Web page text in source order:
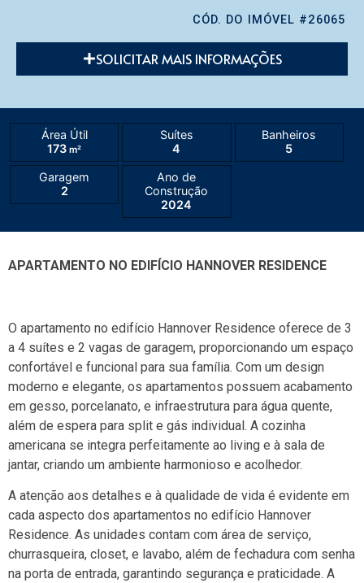
CÓD. DO IMÓVEL #26065
SOLICITAR MAIS INFORMAÇÕES
Área Útil
173 m²
Suítes
4
Banheiros
5
Garagem
2
Ano de
Construção
2024
APARTAMENTO NO EDIFÍCIO HANNOVER RESIDENCE
O apartamento no edifício Hannover Residence oferece de 3
a 4 suítes e 2 vagas de garagem, proporcionando um espaço
confortável e funcional para sua família. Com um design
moderno e elegante, os apartamentos possuem acabamento
em gesso, porcelanato, e infraestrutura para água quente,
além de espera para split e gás individual. A cozinha
americana se integra perfeitamente ao living e à sala de
jantar, criando um ambiente harmonioso e acolhedor.
A atenção aos detalhes e à qualidade de vida é evidente em
cada aspecto dos apartamentos no edifício Hannover
Residence. As unidades contam com área de serviço,
churrasqueira, closet, e lavabo, além de fechadura com senha
na porta de entrada, garantindo segurança e praticidade. A